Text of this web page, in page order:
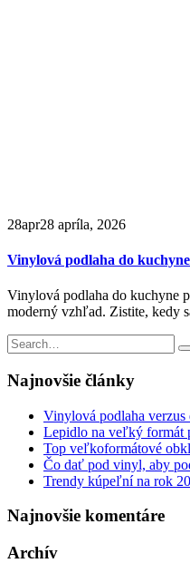
28apr28 apríla, 2026
Vinylová podlaha do
Vinylová podlaha do kuchyne
moderný vzhľad. Zistite, kedy
Najnovšie články
Vinylová podlaha verzus
Lepidlo na veľký formát
Top veľkoformátové
Čo dať pod vinyl, aby
Trendy kúpeľní na rok
Najnovšie komentáre
Archív